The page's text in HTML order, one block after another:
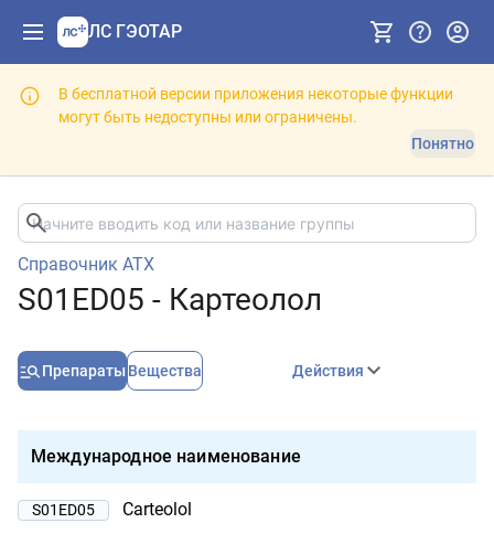
ЛС ГЭОТАР
В бесплатной версии приложения некоторые функции
могут быть недоступны или ограничены.
Понятно
Справочник АТХ
S01ED05 - Картеолол
Препараты Вещества Действия
Международное наименование
S01ED05 Carteolol